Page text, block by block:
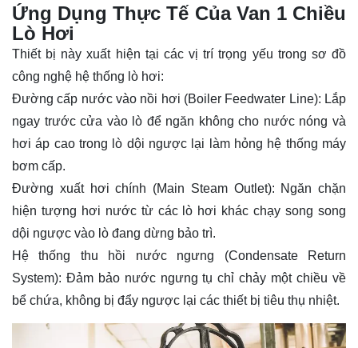
Ứng Dụng Thực Tế Của Van 1 Chiều
Lò Hơi
Thiết bị này xuất hiện tại các vị trí trọng yếu trong sơ đồ
công nghệ hệ thống lò hơi:
Đường cấp nước vào nồi hơi (Boiler Feedwater Line): Lắp
ngay trước cửa vào lò để ngăn không cho nước nóng và
hơi áp cao trong lò dội ngược lại làm hỏng hệ thống máy
bơm cấp.
Đường xuất hơi chính (Main Steam Outlet): Ngăn chặn
hiện tượng hơi nước từ các lò hơi khác chạy song song
dội ngược vào lò đang dừng bảo trì.
Hệ thống thu hồi nước ngưng (Condensate Return
System): Đảm bảo nước ngưng tụ chỉ chảy một chiều về
bể chứa, không bị đẩy ngược lại các thiết bị tiêu thụ nhiệt.